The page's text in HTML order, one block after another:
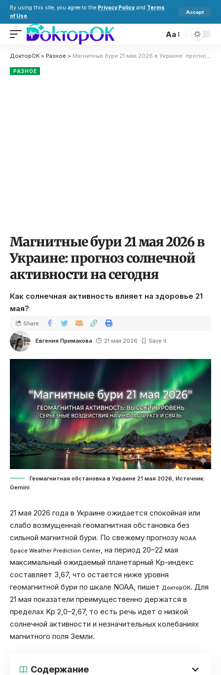
By using this site, you agree to the Privacy Policy and Terms
of Use.
Accept
Aa
ДокторОК > Разное > Магнитные бури 21 мая 2026 в Украине: прогноз солнечной активности на сегодня
РАЗНОЕ
Магнитные бури 21 мая 2026 в
Украине: прогноз солнечной
активности на сегодня
Как солнечная активность влияет на здоровье 21
мая?
Евгения Примакова 21 мая 2026
Share
Геомагнитная обстановка в Украине 21 мая 2026, Источник:
Gemini
21 мая 2026 года в Украине ожидается спокойная или
слабо возмущенная геомагнитная обстановка без
сильной магнитной бури. По свежему прогнозу NOAA
Space Weather Prediction Center , на период 20–22 мая
максимальный ожидаемый планетарный Kp-индекс
составляет 3,67, что остается ниже уровня
геомагнитной бури по шкале NOAA, пишет ДокторОК. Для
21 мая показатели преимущественно держатся в
пределах Kp 2,0–2,67, то есть речь идет о низкой
солнечной активности и незначительных колебаниях
магнитного поля Земли.
Содержание